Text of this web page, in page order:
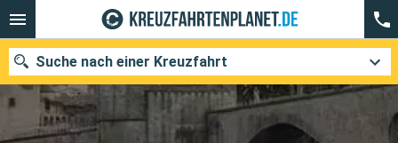
Suche nach einer Kreuzfahrt